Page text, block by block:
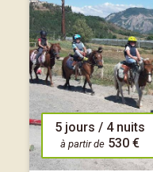
5 jours / 4 nuits
à partir de 530 €